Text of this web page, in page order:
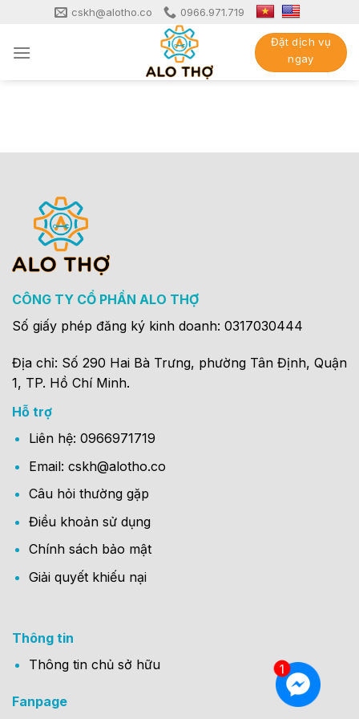
content
cskh@alotho.co 0966.971.719
Đặt dịch vụ
ngay
CÔNG TY CỔ PHẦN ALO THỢ
Số giấy phép đăng ký kinh doanh: 0317030444
Địa chỉ: Số 290 Hai Bà Trưng, phường Tân Định, Quận
1, TP. Hồ Chí Minh.
Hỗ trợ
Liên hệ: 0966971719
Email: cskh@alotho.co
Câu hỏi thường gặp
Điều khoản sử dụng
Chính sách bảo mật
Giải quyết khiếu nại
Thông tin
Thông tin chủ sở hữu
Fanpage